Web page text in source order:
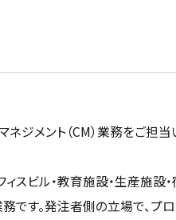
ネジメント（CM）業務をご担当
スビル・教育施設・生産施
です。発注者側の立場で、プ